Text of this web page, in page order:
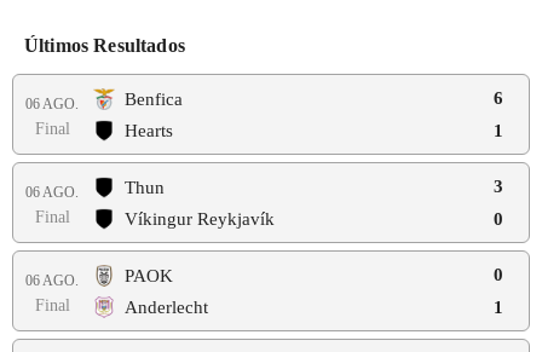
Últimos Resultados
06 AGO.
Final
Benfica
Hearts
6
1
06 AGO.
Final
Thun
Víkingur Reykjavík
3
0
06 AGO.
Final
PAOK
Anderlecht
0
1